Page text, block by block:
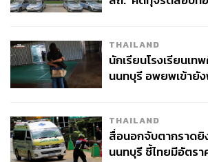
THAILAND
นักเรียนโรงเรียนเท
นนทบุรี อพยพเข้ายั
THAILAND
สื่อนอกจับตากราดยิ
นนทบุรี ชี้ไทยมีอัตร